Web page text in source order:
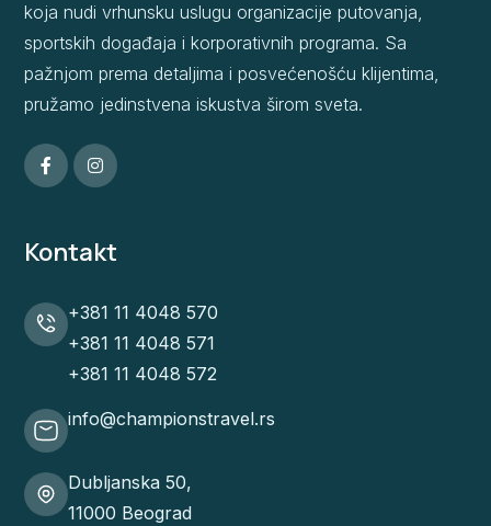
koja nudi vrhunsku uslugu organizacije putovanja,
sportskih događaja i korporativnih programa. Sa
pažnjom prema detaljima i posvećenošću klijentima,
pružamo jedinstvena iskustva širom sveta.
Kontakt
+381 11 4048 570
+381 11 4048 571
+381 11 4048 572
info@championstravel.rs
Dubljanska 50,
11000 Beograd